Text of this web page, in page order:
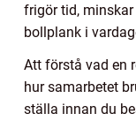
frigör tid,
bollplank i
Att förstå vad en
hur samarbetet
ställa innan du